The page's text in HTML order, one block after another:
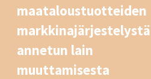
maataloustuotteiden
markkinajärjestelystä
annetun lain
muuttamisesta